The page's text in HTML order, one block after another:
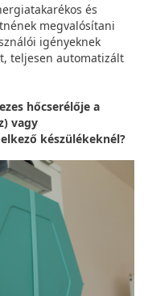
és
megvalósítani
igényeknek
teljesen automatizált
hőcserélője a
vagy
készülékeknél?